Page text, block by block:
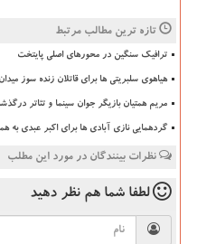
تازه ترین مطالب مرتبط
ترافیک سنگین در محورهای اصلی پایتخت
هیاهوی سلبریتی ها برای قاتلان زنده سوز
مریم همتیان بازیگر جوان سینما و تئاتر
گردهمایی نازی آبادی ها برای اکبر عبدی به
نظرات بینندگان در مورد این مطلب
لطفا شما هم نظر دهید